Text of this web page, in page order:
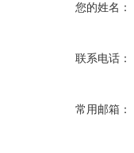
您的姓名：
联系电话：
常用邮箱：